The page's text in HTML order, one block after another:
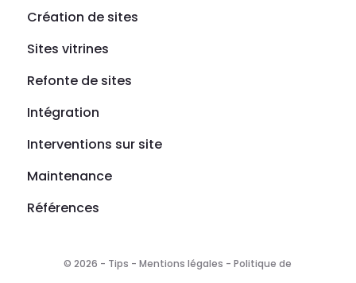
Création de sites
Sites vitrines
Refonte de sites
Intégration
Interventions sur site
Maintenance
Références
© 2026 - Tips -Mentions légales -Politique de